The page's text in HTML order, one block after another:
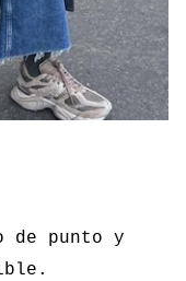
de punto y